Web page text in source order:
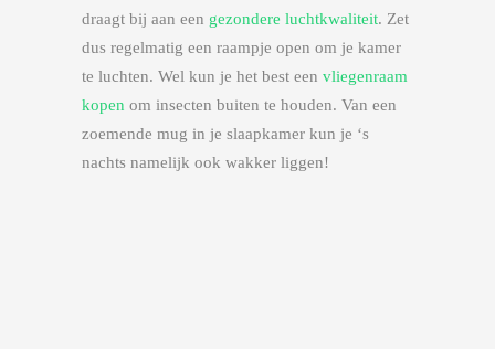
draagt bij aan een gezondere luchtkwaliteit. Zet
dus regelmatig een raampje open om je kamer
te luchten. Wel kun je het best een vliegenraam
kopen om insecten buiten te houden. Van een
zoemende mug in je slaapkamer kun je ‘s
nachts namelijk ook wakker liggen!